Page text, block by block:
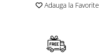
Adauga la Favorite